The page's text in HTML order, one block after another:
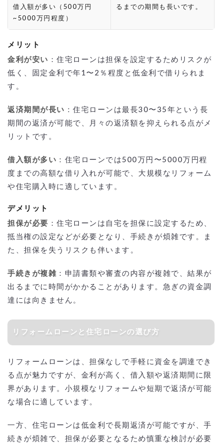
借入額が多い（500万円
~5000万円程度）
るまでの期間も長いです。
メリット
金利が安い ：住宅ローンは担保を設定するためリスクが
低く、固定金利で年1〜2％程度と低金利で借りられま
す。
返済期間が長い ：住宅ローンは最長30〜35年という長
期間の返済が可能で、月々の返済額を抑えられる点がメ
リットです。
借入額が多い ：住宅ローンでは500万円〜5000万円程
度までの高額な借り入れが可能で、大規模なリフォーム
や住宅購入時に適しています。
デメリット
担保が必要 ：住宅ローンは自宅を担保に設定するため、
抵当権の設定などが必要となり、手続きが煩雑です。ま
た、担保を失うリスクも伴います。
手続きが複雑 ：申請書類や審査の内容が複雑で、結果が
出るまでに時間がかかることがあります。急ぎの資金調
達には向きません。
リフォームローンと住宅ローンの選び方
リフォームローンは、担保なしで手軽に資金を調達でき
る点が魅力ですが、金利が高く、借入額や返済期間に限
界があります。小規模なリフォームや短期で返済が可能
な場合に適しています。
一方、住宅ローンは低金利で長期返済が可能ですが、手
続きが煩雑で、担保が必要となるため慎重な検討が必要